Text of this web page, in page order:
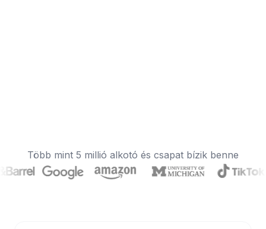
Több mint 5 millió alkotó és csapat bízik benne